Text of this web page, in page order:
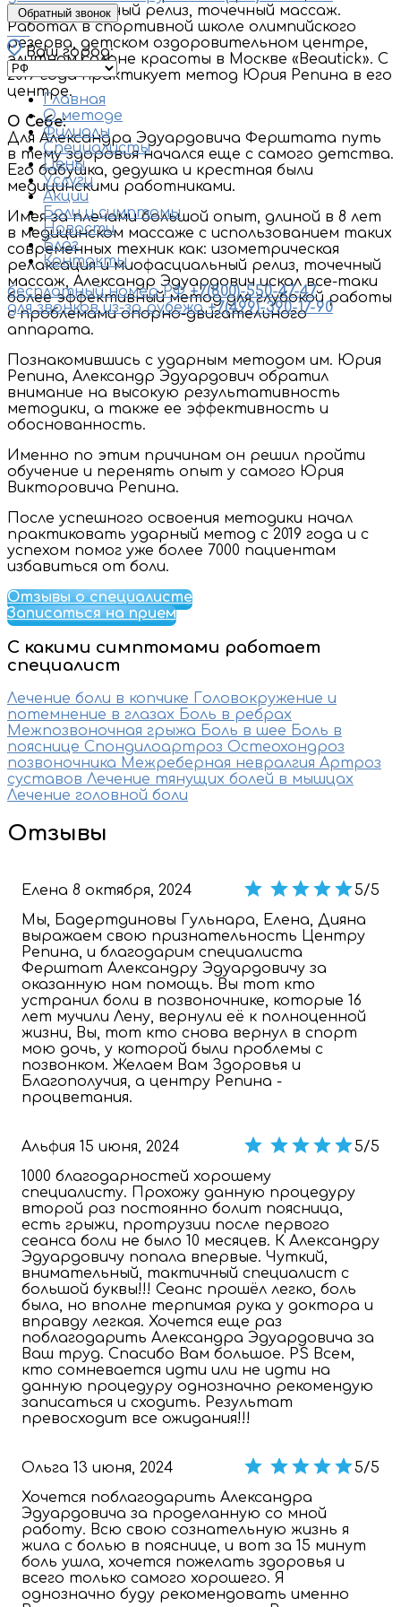
Обратный звонок
Ваш город:
Главная
О методе
Филиалы
Специалисты
Цены
Услуги
Акции
Боли и симптомы
Новости
Блог
Контакты
бесплатный номер РФ +7(800)-550-47-47
для звонков из-за рубежа +7(499)-390-17-90
миофасциальный релиз, точечный массаж.
Работал в спортивной школе олимпийского
резерва, детском оздоровительном центре,
элитном салоне красоты в Москвe «Beautick». С
2019 года практикует метод Юрия Репина в его
центре.
О Себе:
Для Александра Эдуардовича Ферштата путь
в тему здоровья начался еще с самого детства.
Его бабушка, дедушка и крестная были
медицинскими работниками.
Имея за плечами большой опыт, длиной в 8 лет
в медицинском массаже с использованием таких
современных техник как: изометрическая
релаксация и миофасциальный релиз, точечный
массаж, Александр Эдуардович искал все-таки
более эффективный метод для глубокой работы
с проблемами опорно-двигательного
аппарата.
Познакомившись с ударным методом им. Юрия
Репина, Александр Эдуардович обратил
внимание на высокую результативность
методики, а также ее эффективность и
обоснованность.
Именно по этим причинам он решил пройти
обучение и перенять опыт у самого Юрия
Викторовича Репина.
После успешного освоения методики начал
практиковать ударный метод с 2019 года и с
успехом помог уже более 7000 пациентам
избавиться от боли.
Отзывы о специалисте
Записаться на прием
С какими симптомами работает
специалист
Лечение боли в копчике Головокружение и
потемнение в глазах Боль в ребрах
Межпозвоночная грыжа Боль в шее Боль в
пояснице Спондилоартроз Остеохондроз
позвоночника Межреберная невралгия Артроз
суставов Лечение тянущих болей в мышцах
Лечение головной боли
Отзывы
Елена 8 октября, 2024
5/5
Мы, Бадертдиновы Гульнара, Елена, Дияна
выражаем свою признательность Центру
Репина, и благодарим специалиста
Ферштат Александру Эдуардовичу за
оказанную нам помощь. Вы тот кто
устранил боли в позвоночнике, которые 16
лет мучили Лену, вернули её к полноценной
жизни, Вы, тот кто снова вернул в спорт
мою дочь, у которой были проблемы с
позвонком. Желаем Вам Здоровья и
Благополучия, а центру Репина -
процветания.
Альфия 15 июня, 2024
5/5
1000 благодарностей хорошему
специалисту. Прохожу данную процедуру
второй раз постоянно болит поясница,
есть грыжи, протрузии после первого
сеанса боли не было 10 месяцев. К Александру
Эдуардовичу попала впервые. Чуткий,
внимательный, тактичный специалист с
большой буквы!!! Сеанс прошёл легко, боль
была, но вполне терпимая рука у доктора и
вправду легкая. Хочется еще раз
поблагодарить Александра Эдуардовича за
Ваш труд. Спасибо Вам большое. PS Всем,
кто сомневается идти или не идти на
данную процедуру однозначно рекомендую
записаться и сходить. Результат
превосходит все ожидания!!!
Ольга 13 июня, 2024
5/5
Хочется поблагодарить Александра
Эдуардовича за проделанную со мной
работу. Всю свою сознательную жизнь я
жила с болью в пояснице, и вот за 15 минут
боль ушла, хочется пожелать здоровья и
всего только самого хорошего. Я
однозначно буду рекомендовать именно